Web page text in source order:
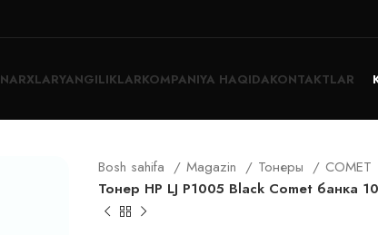
NARXLARYANGILIKLARKOMPANIYA HAQIDAKONTAKTLAR
Bosh sahifa Magazin Тонеры
COMET
Тонер HP LJ P1005 Black Comet банка